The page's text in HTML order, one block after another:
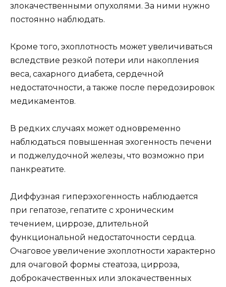
злокачественными опухолями. За ними нужно
постоянно наблюдать.
Кроме того, эхоплотность может увеличиваться
вследствие резкой потери или накопления
веса, сахарного диабета, сердечной
недостаточности, а также после передозировок
медикаментов.
В редких случаях может одновременно
наблюдаться повышенная эхогенность печени
и поджелудочной железы, что возможно при
панкреатите.
Диффузная гиперэхогенность наблюдается
при гепатозе, гепатите с хроническим
течением, циррозе, длительной
функциональной недостаточности сердца.
Очаговое увеличение эхоплотности характерно
для очаговой формы стеатоза, цирроза,
доброкачественных или злокачественных